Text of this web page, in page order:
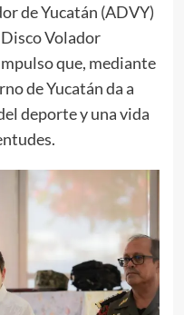
de Yucatán (ADVY)
Volador
que, mediante
de Yucatán da a
deporte y una vida